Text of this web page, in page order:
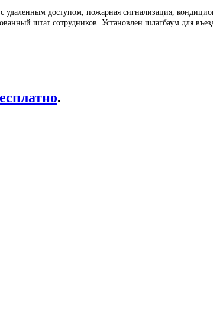
удаленным доступом, пожарная сигнализация,
штат сотрудников. Установлен шлагбаум для
.